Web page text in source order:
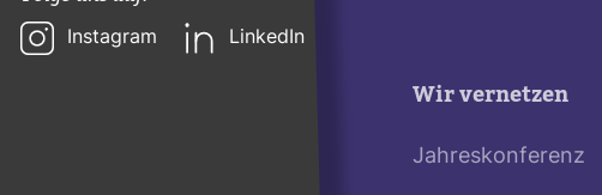
Instagram LinkedIn
Wir vernetzen
Jahreskonferenz